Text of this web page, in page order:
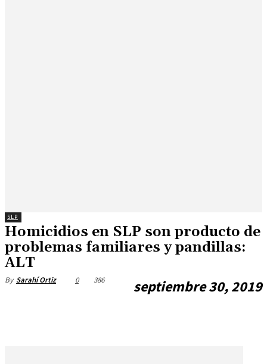
SLP
Homicidios en SLP son producto de
problemas familiares y pandillas:
ALT
By Sarahí Ortiz septiembre 30, 2019
0 386